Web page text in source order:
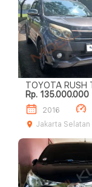
TOYOTA RUSH TRD
SPORTIVO
Rp. 135.000.000
2016
Jakarta Selatan